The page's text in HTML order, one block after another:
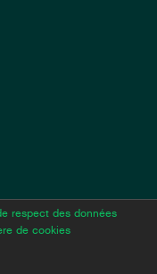
respect des données
de cookies